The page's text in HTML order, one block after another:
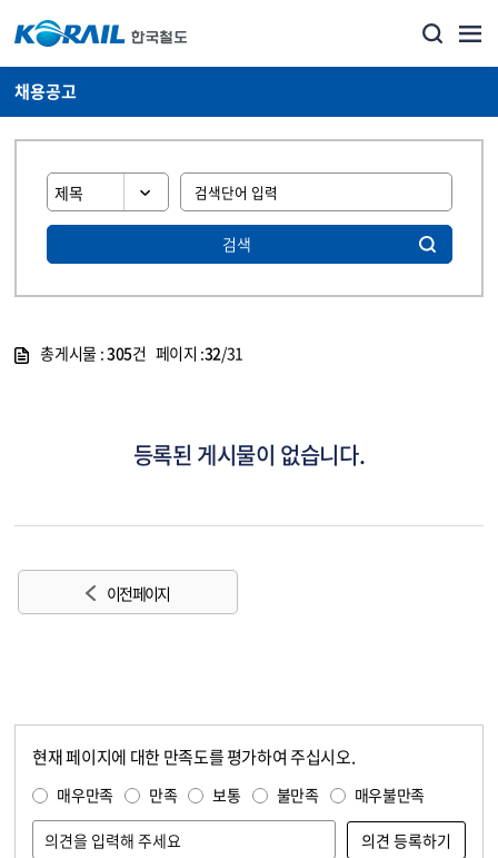
채용공고
검색
총게시물 :305건 페이지 :32/31
등록된 게시물이 없습니다.
이전 페이지
현재 페이지에 대한 만족도를 평가하여 주십시오.
매우만족 만족 보통 불만족 매우불만족